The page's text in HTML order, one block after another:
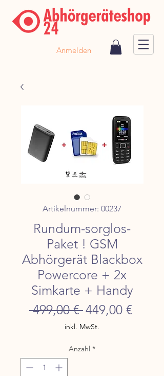
Anmelden
Artikelnummer: 00237
Rundum-sorglos-
Paket ! GSM
Abhörgerät Blackbox
Powercore + 2x
Simkarte + Handy
499,00 € Standardpreis
449,00 €
inkl. MwSt.
Anzahl *